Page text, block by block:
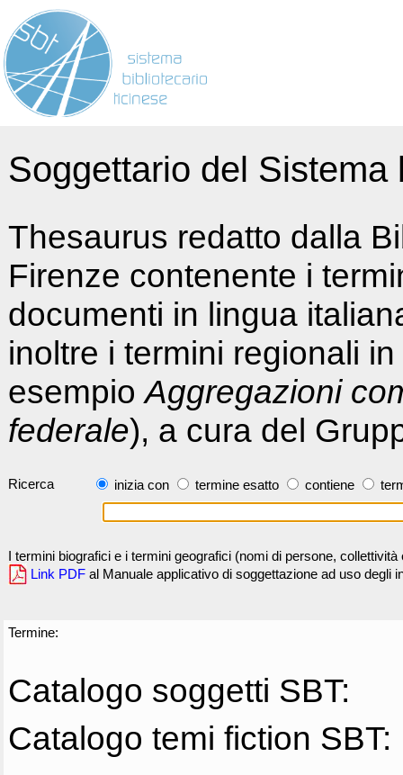
Soggettario del
Thesaurus redatto dalla
Firenze contenente i
documenti in lingua
inoltre i termini regionali
esempioAggregazioni
federale), a cura del
Ricerca inizia con termine esatto contiene
I termini biografici e i termini geografici (nomi di persone,
Link PDF al Manuale applicativo di soggettazione ad uso degli
Termine:
Catalogo soggetti SBT:
Catalogo temi fiction SBT: